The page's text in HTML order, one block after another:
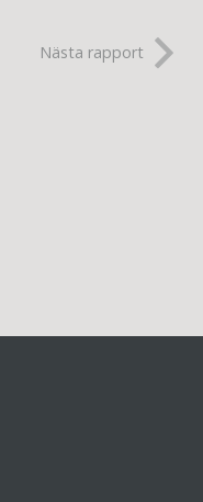
Nästa rapport